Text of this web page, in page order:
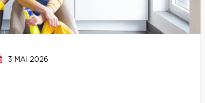
3 MAI 2026